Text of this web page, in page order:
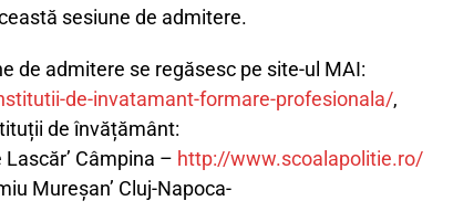
sesiune de admitere.
de admitere se regăsesc pe site-ul MAI:
de-invatamant-formare-profesionala/,
de învățământ:
Câmpina – http://www.scoalapolitie.ro/
Mureșan’ Cluj-Napoca-